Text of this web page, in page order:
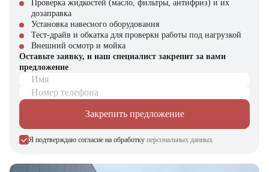
Проверка жидкостей (масло, фильтры, антифриз) и их
дозаправка
Установка навесного оборудования
Тест-драйв и обкатка для проверки работы под нагрузкой
Внешний осмотр и мойка
Оставьте заявку, и наш специалист закрепит за вами
предложение
Имя
Номер телефона
Закрепить предложение
Я подтверждаю согласие на обработку персональных данных